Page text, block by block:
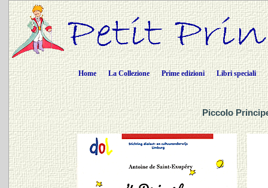
Home La Collezione Prime edizioni Libri speciali
Piccolo